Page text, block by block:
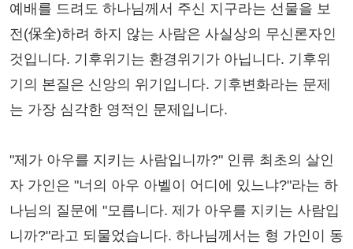
예배를 드려도 하나님께서 주신 지구라는 선물을 보
전(保全)하려 하지 않는 사람은 사실상의 무신론자인
것입니다. 기후위기는 환경위기가 아닙니다. 기후위
기의 본질은 신앙의 위기입니다. 기후변화라는 문제
는 가장 심각한 영적인 문제입니다.
"제가 아우를 지키는 사람입니까?" 인류 최초의 살인
자 가인은 "너의 아우 아벨이 어디에 있느냐?"라는 하
나님의 질문에 "모릅니다. 제가 아우를 지키는 사람입
니까?"라고 되물었습니다. 하나님께서는 형 가인이 동